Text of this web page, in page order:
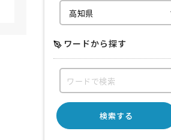
ワードから探す
検索する